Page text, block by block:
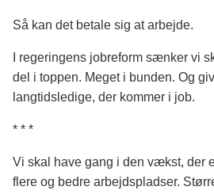
Så kan det betale sig at arbejde.
I regeringens jobreform sænker vi
del i toppen. Meget i bunden. Og
langtidsledige, der kommer i job.
* * *
Vi skal have gang i den vækst, der
flere og bedre arbejdspladser.